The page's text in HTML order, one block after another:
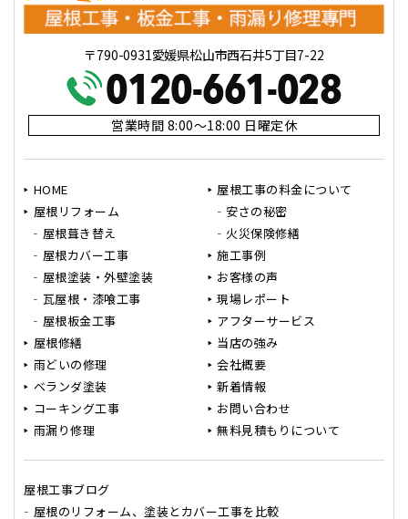
〒790-0931愛媛県松山市西石井5丁目7-22
営業時間 8:00～18:00 日曜定休
HOME
屋根リフォーム
屋根葺き替え
屋根カバー工事
屋根塗装・外壁塗装
瓦屋根・漆喰工事
屋根板金工事
屋根修繕
雨どいの修理
ベランダ塗装
コーキング工事
雨漏り修理
屋根工事の料金について
安さの秘密
火災保険修繕
施工事例
お客様の声
現場レポート
アフターサービス
当店の強み
会社概要
新着情報
お問い合わせ
無料見積もりについて
屋根工事ブログ
屋根のリフォーム、塗装とカバー工事を比較